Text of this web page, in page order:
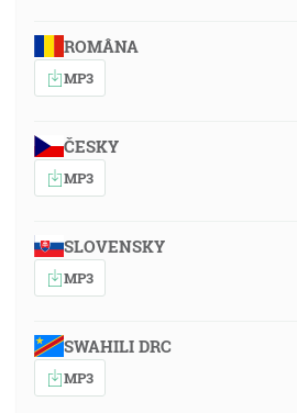
ROMÂNA
MP3
ČESKY
MP3
SLOVENSKY
MP3
SWAHILI DRC
MP3